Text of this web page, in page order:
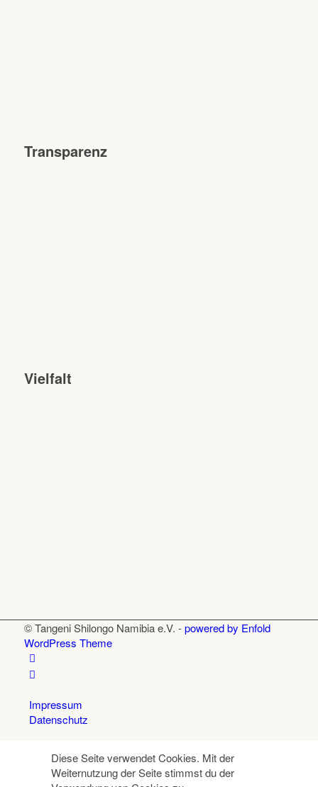
Transparenz
Vielfalt
© Tangeni Shilongo Namibia e.V. -powered by Enfold
WordPress Theme
Impressum
Datenschutz
Diese Seite verwendet Cookies. Mit der
Weiternutzung der Seite stimmst du der